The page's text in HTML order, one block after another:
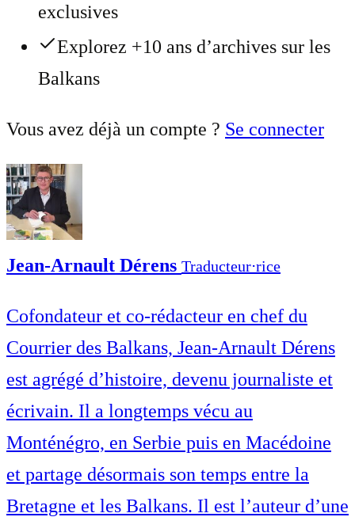
exclusives
Explorez +10 ans d’archives sur les
Balkans
Vous avez déjà un compte ? Se connecter
Jean-Arnault Dérens Traducteur⋅rice
Cofondateur et co-rédacteur en chef du
Courrier des Balkans, Jean-Arnault Dérens
est agrégé d’histoire, devenu journaliste et
écrivain. Il a longtemps vécu au
Monténégro, en Serbie puis en Macédoine
et partage désormais son temps entre la
Bretagne et les Balkans. Il est l’auteur d’une